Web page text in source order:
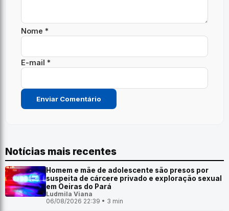
Nome *
E-mail *
Notícias mais recentes
Homem e mãe de adolescente são presos por
suspeita de cárcere privado e exploração sexual
em Oeiras do Pará
Ludmila Viana
06/08/2026 22:39 • 3 min